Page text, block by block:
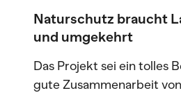
Naturschutz braucht
und umgekehrt
Das Projekt sei ein tolles
gute Zusammenarbeit